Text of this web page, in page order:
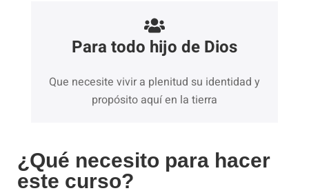
Para todo hijo de Dios
Que necesite vivir a plenitud su identidad y
propósito aquí en la tierra
¿Qué necesito para hacer
este curso?